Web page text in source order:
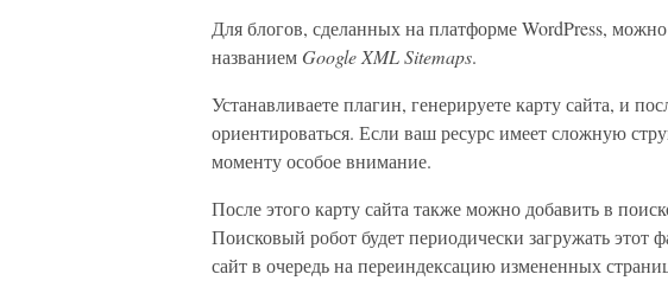
Для блогов, сделанных на платформе WordPress,
названиемGoogle XML Sitemaps.
Устанавливаете плагин, генерируете карту сайта, и
ориентироваться. Если ваш ресурс имеет сложную
моменту особое внимание.
После этого карту сайта также можно добавить в
Поисковый робот будет периодически загружать этот
сайт в очередь на переиндексацию измененных